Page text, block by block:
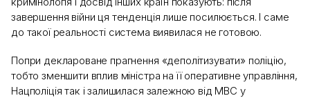
завершення війни ця тенденція лише посилюється. І саме
до такої реальності система виявилася не готовою.
Попри деклароване прагнення «деполітизувати» поліцію,
тобто зменшити вплив міністра на її оперативне управління,
Нацполіція так і залишилася залежною від МВС у